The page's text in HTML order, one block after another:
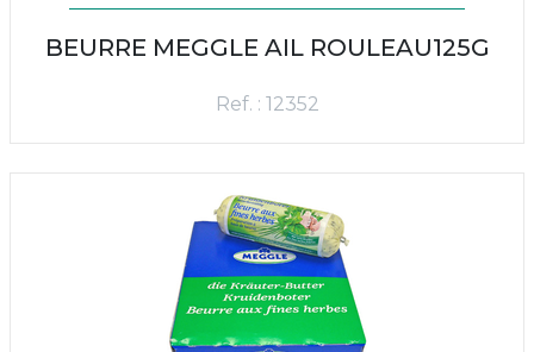
BEURRE MEGGLE AIL ROULEAU125G
Ref. : 12352